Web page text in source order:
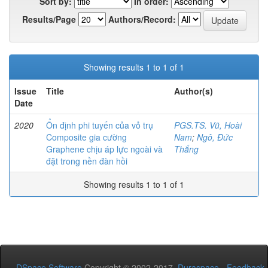
Results/Page
Authors/Record:
Showing results 1 to 1 of 1
Issue
Date
Title Author(s)
2020
Ổn định phi tuyến của vỏ trụ
Composite gia cường
Graphene chịu áp lực ngoài và
đặt trong nền đàn hồi
PGS.TS. Vũ, Hoài
Nam; Ngô, Đức
Thắng
Showing results 1 to 1 of 1